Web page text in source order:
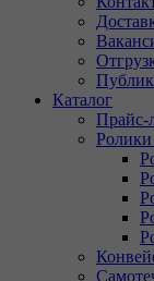
Каталог
Прайс-